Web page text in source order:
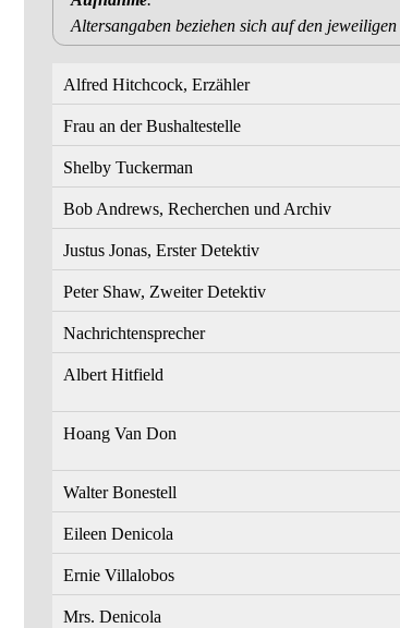
Altersangaben beziehen sich auf den jeweiligen
Alfred Hitchcock, Erzähler
Frau an der Bushaltestelle
Shelby Tuckerman
Bob Andrews, Recherchen und Archiv
Justus Jonas, Erster Detektiv
Peter Shaw, Zweiter Detektiv
Nachrichtensprecher
Albert Hitfield
Hoang Van Don
Walter Bonestell
Eileen Denicola
Ernie Villalobos
Mrs. Denicola